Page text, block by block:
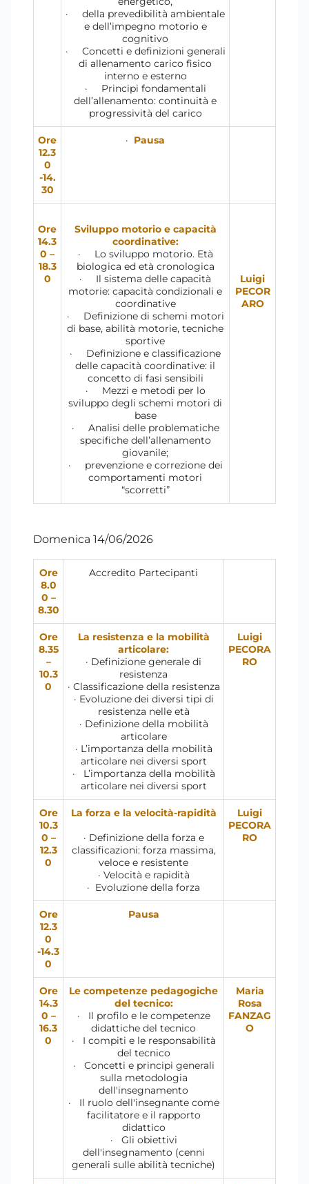
· della prevedibilità ambientale
e dell’impegno motorio e
cognitivo
· Concetti e definizioni generali
di allenamento carico fisico
interno e esterno
· Principi fondamentali
dell’allenamento: continuità e
progressività del carico
Ore
12.3
0
-14.
30
· Pausa
Ore
14.3
0 –
18.3
0
Sviluppo motorio e capacità
coordinative:
· Lo sviluppo motorio. Età
biologica ed età cronologica
· Il sistema delle capacità
motorie: capacità condizionali e
coordinative
· Definizione di schemi motori
di base, abilità motorie, tecniche
sportive
· Definizione e classificazione
delle capacità coordinative: il
concetto di fasi sensibili
· Mezzi e metodi per lo
sviluppo degli schemi motori di
base
· Analisi delle problematiche
specifiche dell’allenamento
giovanile;
· prevenzione e correzione dei
comportamenti motori
“scorretti”
Luigi
PECOR
ARO
Domenica 14/06/2026
Ore
8.0
0 –
8.30
Accredito Partecipanti
Ore
8.35
–
10.3
0
La resistenza e la mobilità
articolare:
· Definizione generale di
resistenza
· Classificazione della resistenza
· Evoluzione dei diversi tipi di
resistenza nelle età
· Definizione della mobilità
articolare
· L’importanza della mobilità
articolare nei diversi sport
· L’importanza della mobilità
articolare nei diversi sport
Luigi
PECORA
RO
Ore
10.3
0 –
12.3
0
La forza e la velocità-rapidità
· Definizione della forza e
classificazioni: forza massima,
veloce e resistente
· Velocità e rapidità
· Evoluzione della forza
Luigi
PECORA
RO
Ore
12.3
0
-14.3
0
Pausa
Ore
14.3
0 –
16.3
0
Le competenze pedagogiche
del tecnico:
· Il profilo e le competenze
didattiche del tecnico
· I compiti e le responsabilità
del tecnico
· Concetti e principi generali
sulla metodologia
dell'insegnamento
· Il ruolo dell'insegnante come
facilitatore e il rapporto
didattico
· Gli obiettivi
dell'insegnamento (cenni
generali sulle abilità tecniche)
Maria
Rosa
FANZAG
O